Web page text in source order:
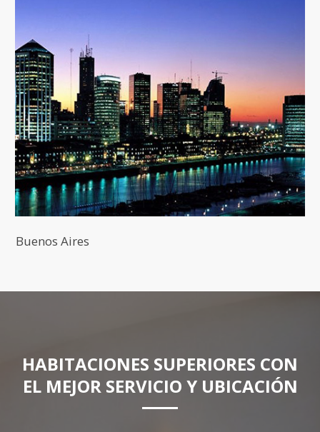
Buenos Aires
HABITACIONES SUPERIORES CON
EL MEJOR SERVICIO Y UBICACIÓN